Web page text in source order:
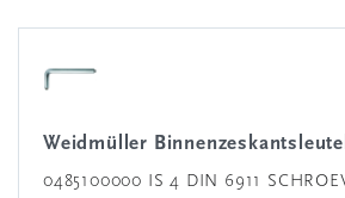
Weidmüller
0485100000 IS 4 DIN 6911